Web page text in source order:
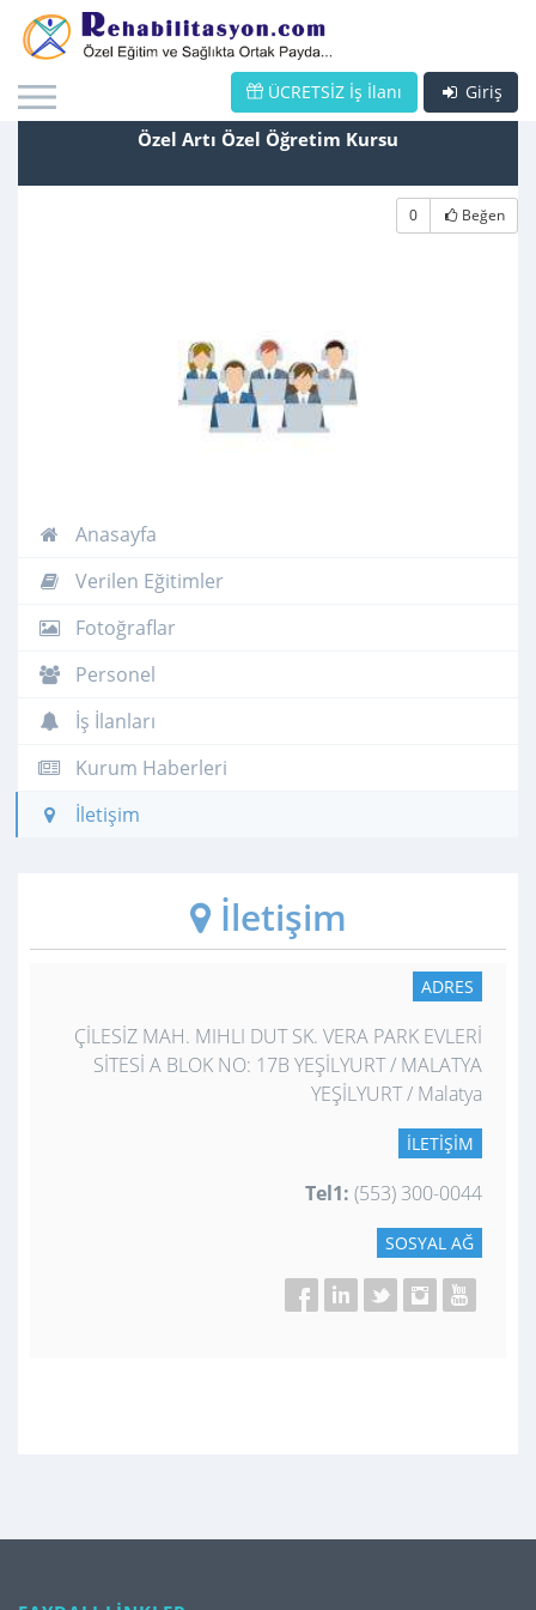
Giriş
ÜCRETSİZ İş İlanı
Özel Artı Özel Öğretim Kursu
0 Beğen
Anasayfa
Verilen Eğitimler
Fotoğraflar
Personel
İş İlanları
Kurum Haberleri
İletişim
İletişim
ADRES
ÇİLESİZ MAH. MIHLI DUT SK. VERA PARK EVLERİ
SİTESİ A BLOK NO: 17B YEŞİLYURT / MALATYA
YEŞİLYURT / Malatya
İLETIŞIM
Tel1: (553) 300-0044
SOSYAL AĞ